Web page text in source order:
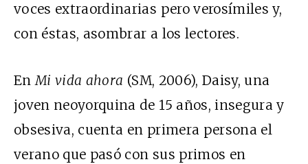
voces extraordinarias pero verosímiles y,
con éstas, asombrar a los lectores.
EnMi vida ahora (SM, 2006), Daisy, una
joven neoyorquina de 15 años, insegura y
obsesiva, cuenta en primera persona el
verano que pasó con sus primos en